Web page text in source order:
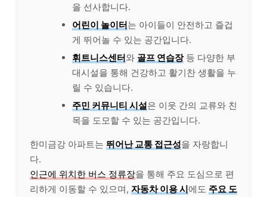
을 선사합니다.
어린이 놀이터는 아이들이 안전하고 즐겁
게 뛰어놀 수 있는 공간입니다.
휘트니스센터와 골프 연습장등 다양한 부
대시설을 통해 건강하고 활기찬 생활을 누
릴 수 있습니다.
주민 커뮤니티 시설은 이웃 간의 교류와 친
목을 도모할 수 있는 공간입니다.
한미금강 아파트는 뛰어난 교통 접근성을 자랑합니
다.
인근에 위치한 버스 정류장을 통해 주요 도심으로 편
리하게 이동할 수 있으며, 자동차 이용 시에도 주요 도